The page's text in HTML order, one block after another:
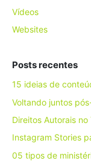
Vídeos
Websites
Posts recentes
15 ideias de
Voltando juntos
Direitos Autorais
Instagram Stories
05 tipos de